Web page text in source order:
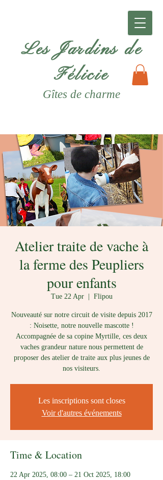
Les Jardins de
Félicie
Gîtes de charme
Atelier traite de vache à
la ferme des Peupliers
pour enfants
Tue 22 Apr
  |
Flipou
Nouveauté sur notre circuit de visite depuis 2017
: Noisette, notre nouvelle mascotte !
Accompagnée de sa copine Myrtille, ces deux
vaches grandeur nature nous permettent de
proposer des atelier de traite aux plus jeunes de
nos visiteurs.
Les inscriptions sont closes
Voir d'autres événements
Time & Location
22 Apr 2025, 08:00 – 21 Oct 2025, 18:00